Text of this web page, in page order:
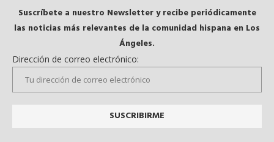
Suscríbete a nuestro Newsletter y recibe periódicamente
las noticias más relevantes de la comunidad hispana en Los
Ángeles.
Dirección de correo electrónico: